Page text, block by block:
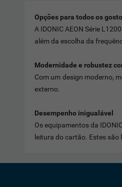
Opções para todos os
A IDONIC AEON Série
além da escolha da
Modernidade e robustez
Com um design moderno,
externo.
Desempenho inigualável
Os equipamentos da
leitura do cartão. Estes são